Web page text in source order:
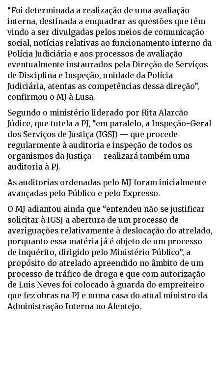
“Foi determinada a realização de uma avaliação
interna, destinada a enquadrar as questões que têm
vindo a ser divulgadas pelos meios de comunicação
social, notícias relativas ao funcionamento interno da
Polícia Judiciária e aos processos de avaliação
eventualmente instaurados pela Direção de Serviços
de Disciplina e Inspeção, unidade da Polícia
Judiciária, atentas as competências dessa direção”,
confirmou o MJ à Lusa.
Segundo o ministério liderado por Rita Alarcão
Júdice, que tutela a PJ, “em paralelo, a Inspeção-Geral
dos Serviços de Justiça (IGSJ) — que procede
regularmente à auditoria e inspeção de todos os
organismos da Justiça — realizará também uma
auditoria à PJ.
As auditorias ordenadas pelo MJ foram inicialmente
avançadas pelo Público e pelo Expresso.
O MJ adiantou ainda que “entendeu não se justificar
solicitar à IGSJ a abertura de um processo de
averiguações relativamente à deslocação do atrelado,
porquanto essa matéria já é objeto de um processo
de inquérito, dirigido pelo Ministério Público”, a
propósito do atrelado apreendido no âmbito de um
processo de tráfico de droga e que com autorização
de Luis Neves foi colocado à guarda do empreiteiro
que fez obras na PJ e numa casa do atual ministro da
Administração Interna no Alentejo.